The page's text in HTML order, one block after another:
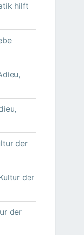
hilft
der
der
der